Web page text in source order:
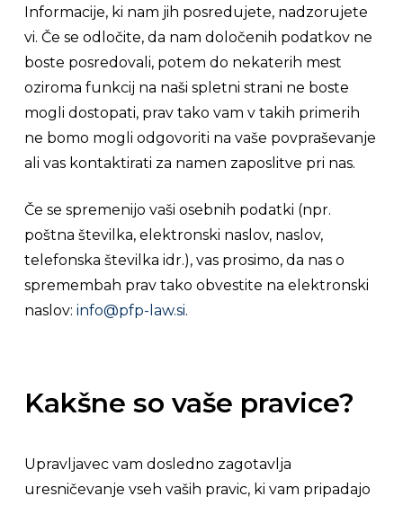
Informacije, ki nam jih posredujete, nadzorujete
vi. Če se odločite, da nam določenih podatkov ne
boste posredovali, potem do nekaterih mest
oziroma funkcij na naši spletni strani ne boste
mogli dostopati, prav tako vam v takih primerih
ne bomo mogli odgovoriti na vaše povpraševanje
ali vas kontaktirati za namen zaposlitve pri nas.
Če se spremenijo vaši osebnih podatki (npr.
poštna številka, elektronski naslov, naslov,
telefonska številka idr.), vas prosimo, da nas o
spremembah prav tako obvestite na elektronski
naslov: info@pfp-law.si.
Kakšne so vaše pravice?
Upravljavec vam dosledno zagotavlja
uresničevanje vseh vaših pravic, ki vam pripadajo